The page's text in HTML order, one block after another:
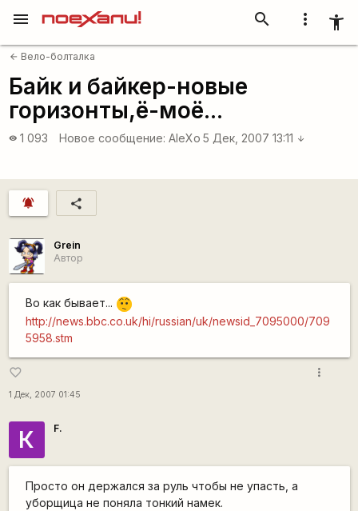
more_vert accessibility_new
search
menu
arrow_back Вело-болталка
Байк и байкер-новые
горизонты,ё-моё...
visibility 1 093 Новое сообщение: AleXo 5 Дек, 2007 13:11 arrow_downward
notifications_active share
Grein
Автор
Во как бывает... :-/
http://news.bbc.co.uk/hi/russian/uk/newsid_7095000/709
5958.stm
favorite_border
1 Дек, 2007 01:45
more_vert
К F.
Просто он держался за руль чтобы не упасть, а
уборщица не поняла тонкий намек.